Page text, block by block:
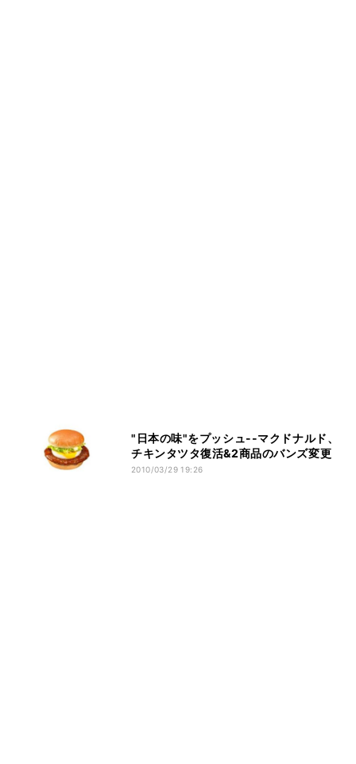
"日本の味"をプッシュ--マクドナルド、
チキンタツタ復活&2商品のバンズ変更
2010/03/29 19:26